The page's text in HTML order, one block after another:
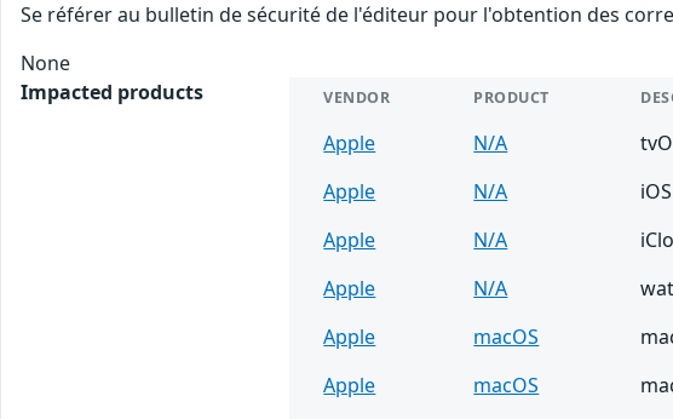
Se référer au bulletin de sécurité de l'éditeur pour l'obtention des
None
Impacted products
VENDOR PRODUCT
Apple N/A
Apple
N/A
Apple
N/A
Apple
N/A
Apple
macOS
Apple
macOS